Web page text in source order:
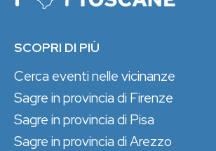
SCOPRI DI PIÙ
Cerca eventi nelle vicinanze
Sagre in provincia di Firenze
Sagre in provincia di Pisa
Sagre in provincia di Arezzo